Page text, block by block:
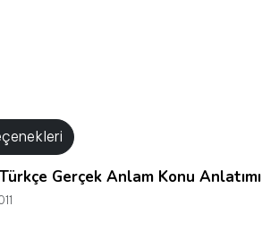
Türkçe Gerçek Anlam Konu Anlatımı